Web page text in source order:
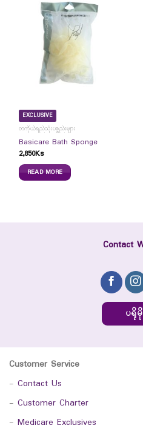
EXCLUSIVE
တကိုယ်ရည်သုံးပစ္စည်းများ
Basicare Bath Sponge
2,850Ks
READ MORE
Contact
ပရို
Customer Service
- Contact Us
- Customer Charter
- Medicare Exclusives